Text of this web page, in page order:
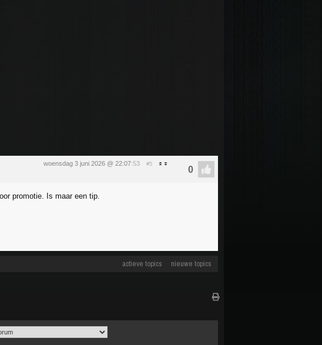
woensdag 3 juni 2026 @ 22:07:53 #5
promotie. Is maar een tip.
actieve topics nieuwe topics